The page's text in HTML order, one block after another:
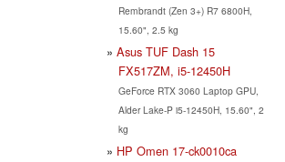
Rembrandt (Zen 3+) R7 6800H,
15.60", 2.5 kg
Asus TUF Dash 15
FX517ZM, i5-12450H
GeForce RTX 3060 Laptop GPU,
Alder Lake-P i5-12450H, 15.60", 2
kg
HP Omen 17-ck0010ca